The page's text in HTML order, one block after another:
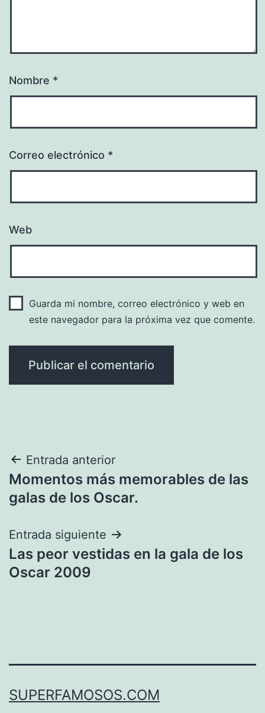
Nombre *
Correo electrónico *
Web
Guarda mi nombre, correo electrónico y web en
este navegador para la próxima vez que comente.
Navegación
de
Entrada anterior
Momentos más memorables de las
galas de los Oscar.
Entrada siguiente
Las peor vestidas en la gala de los
Oscar 2009
SUPERFAMOSOS.COM